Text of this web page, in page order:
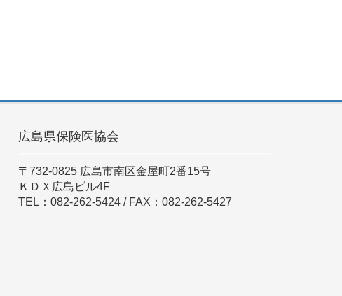
広島県保険医協会
〒732-0825 広島市南区金屋町2番15号
ＫＤＸ広島ビル4F
TEL：082-262-5424 / FAX：082-262-5427